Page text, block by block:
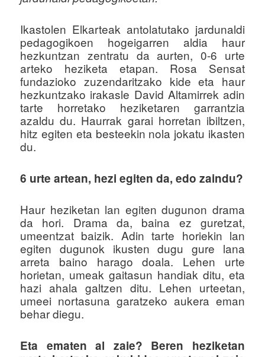
Ikastolen Elkarteak antolatutako jardunaldi
pedagogikoen hogeigarren aldia haur
hezkuntzan zentratu da aurten, 0-6 urte
arteko heziketa etapan. Rosa Sensat
fundazioko zuzendaritzako kide eta haur
hezkuntzako irakasle David Altamirrek adin
tarte horretako heziketaren garrantzia
azaldu du. Haurrak garai horretan ibiltzen,
hitz egiten eta besteekin nola jokatu ikasten
du.
6 urte artean, hezi egiten da, edo zaindu?
Haur heziketan lan egiten dugunon drama
da hori. Drama da, baina ez guretzat,
umeentzat baizik. Adin tarte horiekin lan
egiten dugunok ikusten dugu gure lana
arreta baino harago doala. Lehen urte
horietan, umeak gaitasun handiak ditu, eta
hazi ahala galtzen ditu. Lehen urteetan,
umeei nortasuna garatzeko aukera eman
behar diegu.
Eta ematen al zaie? Beren heziketan